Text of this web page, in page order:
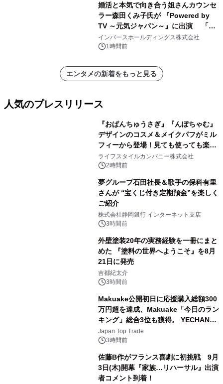
婚活と本気で向き合う姐さんカウンセ
ラー森田くみ子氏が 『Powered by
TV ～元気ジャパン～』に出演 「元
気が出るPower講座」で婚活の「加点
方式」を紹介
インバースホールディングス株式会社
1時間前
エンタメの新着をもっと見る
人気のプレスリリース
『おぱんちゅうさぎ』『んぽちゃむ』
デザインのコスメ＆メイクパフがミル
フィーから登場！見ても使っても楽し
い、ポップでキュートなコレクショ
ン。
ライフスタイルカンパニー株式会社
2時間前
夢グループ石田社長＆歌手の保科有里
さんが “宝くじ付き定期預金”を楽しく
ご紹介
株式会社静岡銀行 インターネット支店
3時間前
外壁塗装20年の実務経験を一冊にまと
めた 『塗料の世界へようこそ』を8月
21日に発売
吉都紀太介
3時間前
Makuake公開初日に応援購入総額300
万円超を達成、Makuake「今日のラン
キング」総合3位も獲得。 YECHAN音
浴シンギングボウル第2弾の大型サイ
ズ（XL・2XL・3XL）を先行販売中
Japan Top Trade
3時間前
佐藤B作がフランス喜劇に初挑戦 9月
3日(木)開幕『家族…リハーサル』出演
者コメント到着！